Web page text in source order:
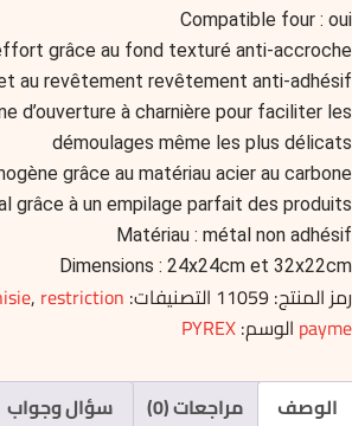
Compatible four : oui
grâce au fond texturé anti-accroche
au revêtement revêtement anti-adhésif
d’ouverture à charnière pour faciliter les
démoulages même les plus délicats
grâce au matériau acier au carbone
grâce à un empilage parfait des produits
Matériau : métal non adhésif
Dimensions : 24x24cm et 32x22cm
رمز المنتج:11059 التصنيفات: , restriction
payme الوسم:PYREX
الوصف مراجعات (0) سؤال وجواب